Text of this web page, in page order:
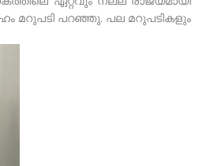
മറുപടി പറഞ്ഞു. പല മറുപടികളും